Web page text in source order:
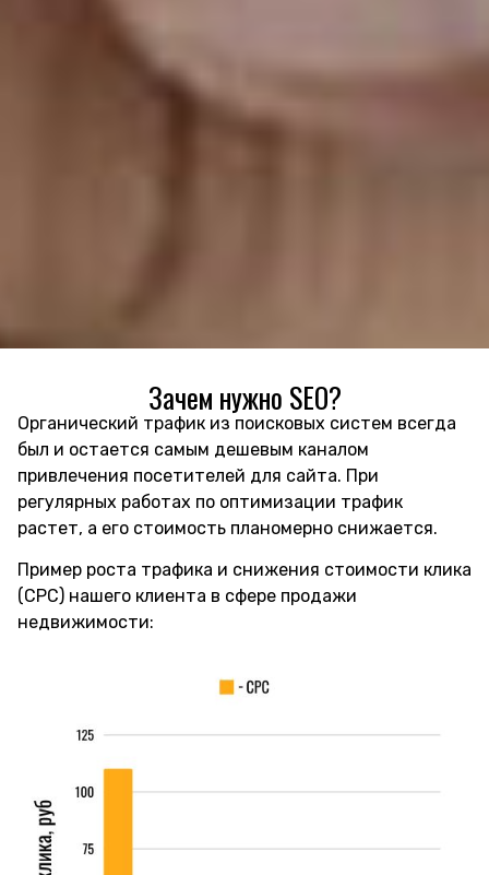
Зачем нужно SEO?
Органический трафик из поисковых систем всегда
был и остается самым дешевым каналом
привлечения посетителей для сайта. При
регулярных работах по оптимизации трафик
растет, а его стоимость планомерно снижается.
Пример роста трафика и снижения стоимости клика
(CPC) нашего клиента в сфере продажи
недвижимости: